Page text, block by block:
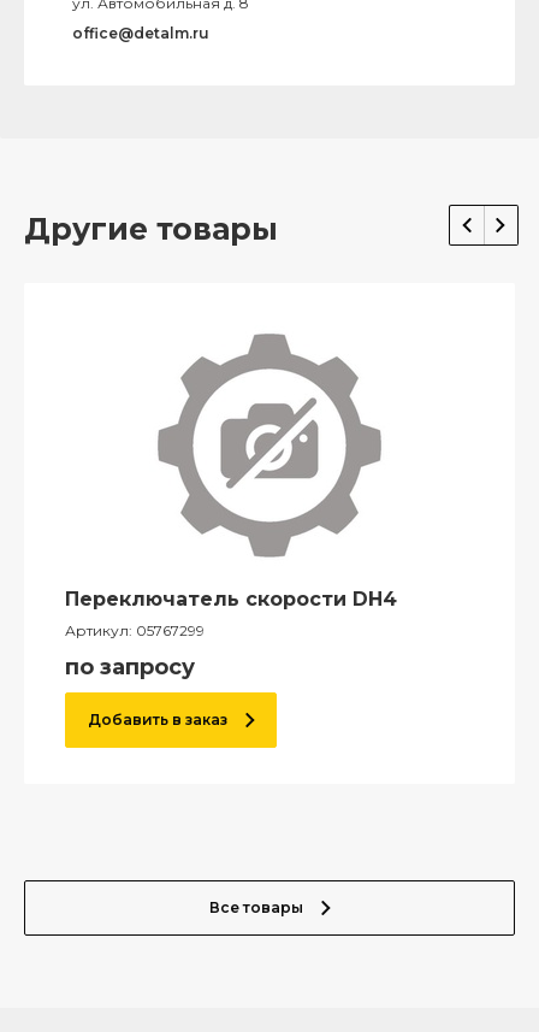
office@detalm.ru
Другие товары
Переключатель скорости DH4
Артикул: 05767299
по запросу
Добавить в заказ
Все товары